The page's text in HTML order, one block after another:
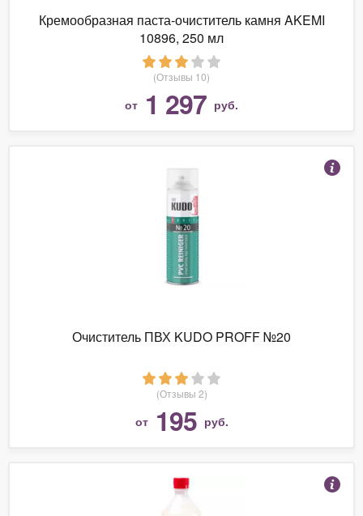
Кремообразная паста-очиститель камня AKEMI
10896, 250 мл
(Отзывы 10)
от 1 297 руб.
Очиститель ПВХ KUDO PROFF №20
(Отзывы 2)
от 195 руб.